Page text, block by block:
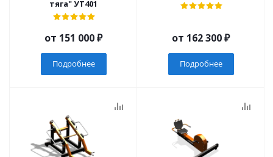
тяга" УТ401
от 151 000 ₽
Подробнее
от 162 300 ₽
Подробнее